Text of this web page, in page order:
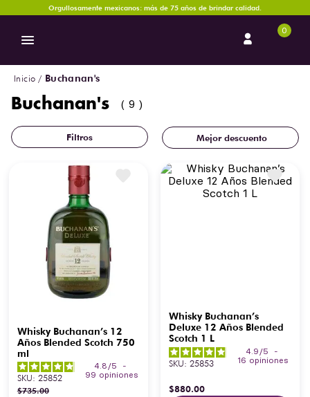
Orgullosamente mexicanos: más de 75 años de brindar calidad.
0
Buchanan's
Buchanan's 9
Mejor descuento
Whisky Buchanan’s 12
Años Blended Scotch 750
ml
4.8/5
-
99 opiniones
SKU: 25852
$735.00
Whisky Buchanan’s
Deluxe 12 Años Blended
Scotch 1 L
4.9 /5
-
16 opiniones
SKU: 25853
$880.00